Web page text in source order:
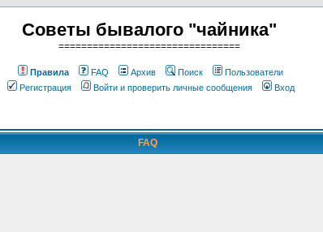
Советы бывалого "чайника"
================================
Правила FAQ Архив Поиск
Пользователи
Регистрация
Войти и проверить личные сообщения Вход
FAQ